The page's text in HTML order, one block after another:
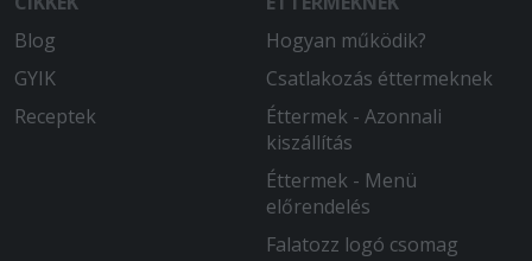
Blog
GYIK
Receptek
Hogyan működik?
Csatlakozás éttermeknek
Éttermek - Azonnali
kiszállítás
Éttermek - Menü
előrendelés
Falatozz logó csomag